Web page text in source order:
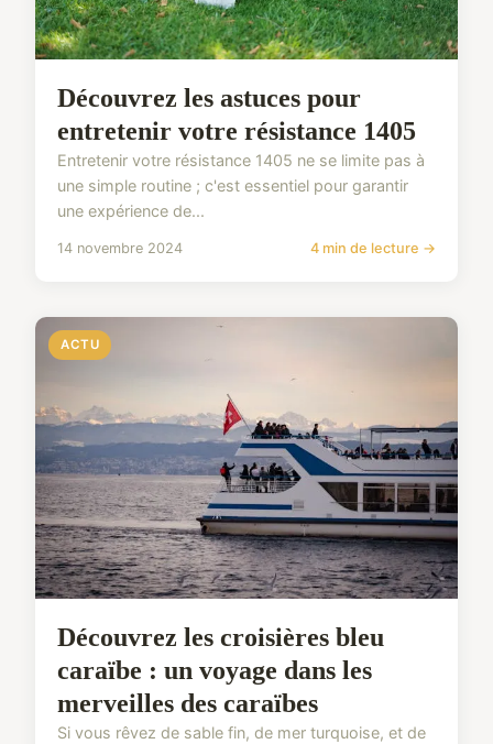
Découvrez les astuces pour
entretenir votre résistance 1405
Entretenir votre résistance 1405 ne se limite pas à
une simple routine ; c'est essentiel pour garantir
une expérience de...
14 novembre 2024 4 min de lecture →
ACTU
Découvrez les croisières bleu
caraïbe : un voyage dans les
merveilles des caraïbes
Si vous rêvez de sable fin, de mer turquoise, et de